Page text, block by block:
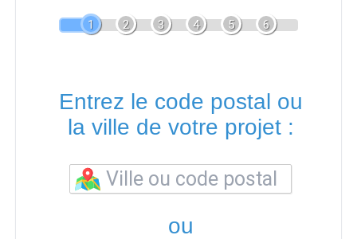
1 2 3 4 5 6
Entrez le code postal ou
la ville de votre projet :
ou